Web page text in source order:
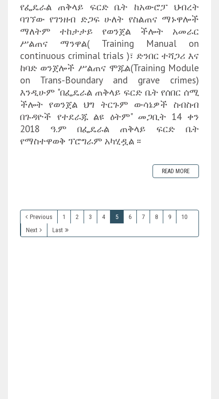
የፌዴራል ጠቅላይ ፍርድ ቤት ከአውሮፓ ህብረት
ባገኘው የገንዘብ ድጋፍ ሁለት የስልጠና ማኑዋሎች
ማለትም ተከታታይ የወንጀል ችሎት አመራር
ሥልጠና ማንዋል( Training Manual on
continuous criminal trials )፣ ድንበር ተሻጋሪ እና
ከባድ ወንጀሎች ሥልጠና ሞጁል(Training Module
on Trans-Boundary and grave crimes)
እንዲሁም "በፌዴራል ጠቅላይ ፍርድ ቤት የሰበር ሰሚ
ችሎት የወንጀል ህግ ትርጉም ውሳኔዎች ስብስብ
በጉዳዮች የተደራጁ ልዩ ዕትም" መጋቢት 14 ቀን
2018 ዓ.ም በፌዴራል ጠቅላይ ፍርድ ቤት
የማስተዋወቅ ፕሮግራም አካሂዷል ፡፡
READ MORE
Previous 1 2 3 4 5 6 7 8 9
10
Next
Last